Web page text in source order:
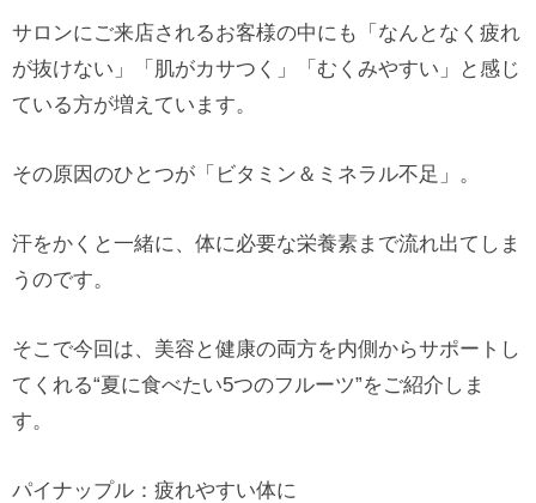
サロンにご来店されるお客様の中にも「なんとなく疲れ
が抜けない」「肌がカサつく」「むくみやすい」と感じ
ている方が増えています。
その原因のひとつが「ビタミン＆ミネラル不足」。
汗をかくと一緒に、体に必要な栄養素まで流れ出てしま
うのです。
そこで今回は、美容と健康の両方を内側からサポートし
てくれる“夏に食べたい5つのフルーツ”をご紹介しま
す。
パイナップル：疲れやすい体に